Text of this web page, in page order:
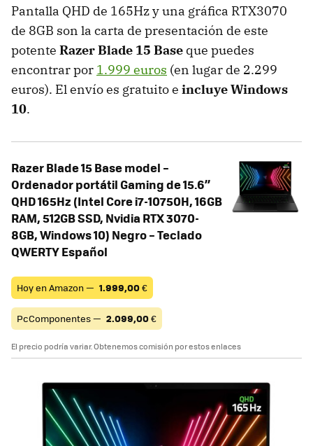
Pantalla QHD de 165Hz y una gráfica RTX3070
de 8GB son la carta de presentación de este
potente Razer Blade 15 Base que puedes
encontrar por 1.999 euros (en lugar de 2.299
euros). El envío es gratuito e incluye Windows
10.
Razer Blade 15 Base model –
Ordenador portátil Gaming de 15.6’’
QHD 165Hz (Intel Core i7-10750H, 16GB
RAM, 512GB SSD, Nvidia RTX 3070-
8GB, Windows 10) Negro – Teclado
QWERTY Español
Hoy en Amazon — 1.999,00€
PcComponentes — 2.099,00€
El precio podría variar. Obtenemos comisión por estos enlaces